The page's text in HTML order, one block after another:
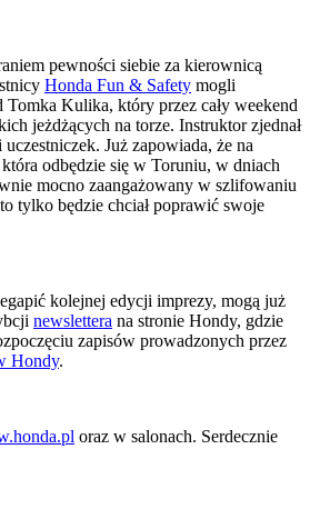
pewności siebie za kierownicą
Honda Fun & Safety mogli
Tomka Kulika, który przez cały weekend
jeżdżących na torze. Instruktor zjednał
Już zapowiada, że na
odbędzie się w Toruniu, w dniach
mocno zaangażowany w szlifowaniu
tylko będzie chciał poprawić swoje
kolejnej edycji imprezy, mogą już
newslettera na stronie Hondy, gdzie
zapisów prowadzonych przez
Hondy.
oraz w salonach. Serdecznie